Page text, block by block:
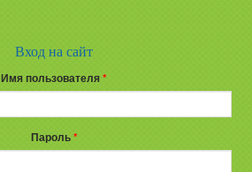
Вход на сайт
Имя пользователя*
Пароль*